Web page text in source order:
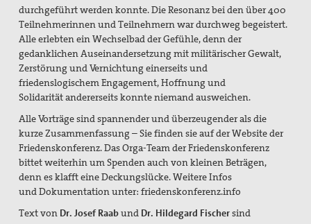
durchgeführt werden konnte. Die Resonanz bei den über 400
Teilnehmerinnen und Teilnehmern war durchweg begeistert.
Alle erlebten ein Wechselbad der Gefühle, denn der
gedanklichen Auseinandersetzung mit militärischer Gewalt,
Zerstörung und Vernichtung einerseits und
friedenslogischem Engagement, Hoffnung und
Solidarität andererseits konnte niemand ausweichen.
Alle Vorträge sind spannender und überzeugender als die
kurze Zusammenfassung – Sie finden sie auf der Website der
Friedenskonferenz. Das Orga-Team der Friedenskonferenz
bittet weiterhin um Spenden auch von kleinen Beträgen,
denn es klafft eine Deckungslücke. Weitere Infos
und Dokumentation unter: friedenskonferenz.info
Text von Dr. Josef Raabund Dr. Hildegard Fischersind